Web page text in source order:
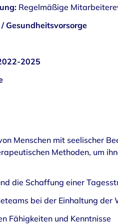
Regelmäßige
Gesundheitsvorsorge
2025
Menschen mit seelischer
Methoden, um
die Schaffung einer
bei der Einhaltung der
Fähigkeiten und Kenntnisse